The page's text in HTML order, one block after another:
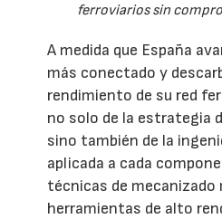
ferroviarios sin
A medida que España
más conectado y
rendimiento de su red
no solo de la estrategia
sino también de la
aplicada a cada
técnicas de mecanizado
herramientas de alto